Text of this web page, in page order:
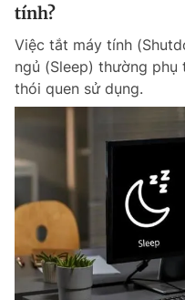
tính?
Việc tắt máy tính
ngủ (Sleep) thường
thói quen sử dụng.